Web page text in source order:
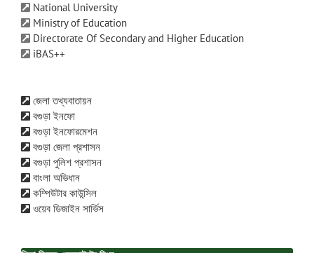
National University
Ministry of Education
Directorate Of Secondary and Higher Education
iBAS++
জেলা তথ্যবাতায়ন
বগুড়া ইনফো
বগুড়া ইনফোরমেশন
বগুড়া জেলা প্রশাসন
বগুড়া পুলিশ প্রশাসন
বাংলা অভিধান
কম্পিউটার কাউন্সিল
ওয়েব ডিজাইন সার্ভিস